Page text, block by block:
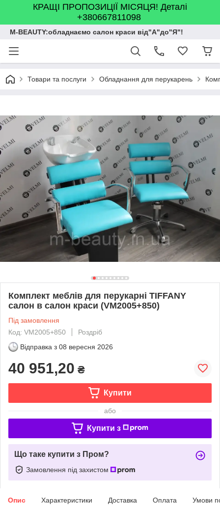
КРАЩІ ПРОПОЗИЦІЇ МІСЯЦЯ! Деталі
+380667811098
M-BEAUTY:обладнаємо салон краси від"А"до"Я"!
Товари та послуги Обладнання для перукарень
Комплект меблів для перукарні TIFFANY
салон в салон краси (VM2005+850)
Під замовлення
Код: VM2005+850
Роздріб
Відправка з 08 вересня 2026
40 951,20 ₴
Купити
або
Купити з
Що таке купити з Пром?
Замовлення під захистом
Опис Характеристики Доставка Оплата Умови